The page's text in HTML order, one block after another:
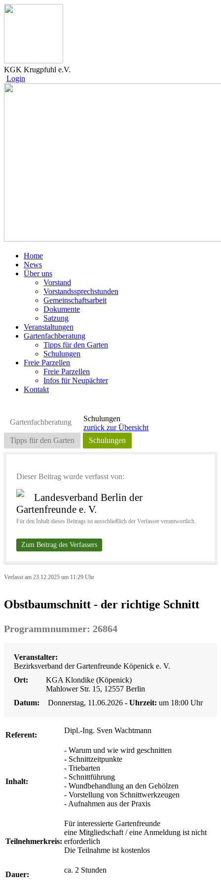
KGK Krugpfuhl e.V.
Login
Home
News
Über uns
Vorstand
Vorstandssprechstunden
Gemeinschaftsarbeit
Dokumente
Satzung
Veranstaltungen
Gartenfachberatung
Tipps für den Garten
Schulungen
Freie Parzellen
Freie Parzellen
Infos für Neupächter
Kontakt
Gartenfachberatung
Tipps für den Garten Schulungen
Schulungen
zurück zur Übersicht
Dieser Beitrag wurde verfasst von:
Landesverband Berlin der
Gartenfreunde e. V.
Für den Inhalt dieses Beitrags ist ausschließlich der Verfasser verantwortlich.
Zum Beitrag des Verfassers
Verfasst am 23.12.2025 um 11:29 Uhr
Obstbaumschnitt - der richtige Schnitt
Programmnummer: 26864
Veranstalter:
Bezirksverband der Gartenfreunde Köpenick e. V.
Ort:
KGA Klondike (Köpenick)
Mahlower Str. 15, 12557 Berlin
Datum:
Donnerstag, 11.06.2026 - Uhrzeit: um 18:00 Uhr
Referent:
Dipl.-Ing. Sven Wachtmann
Inhalt:
- Warum und wie wird geschnitten
- Schnittzeitpunkte
- Triebarten
- Schnittführung
- Wundbehandlung an den Gehölzen
- Vorstellung von Schnittwerkzeugen
- Aufnahmen aus der Praxis
Teilnehmerkreis:
Für interessierte Gartenfreunde
eine Mitgliedschaft / eine Anmeldung ist nicht
erforderlich
Die Teilnahme ist kostenlos
Dauer:
ca. 2 Stunden